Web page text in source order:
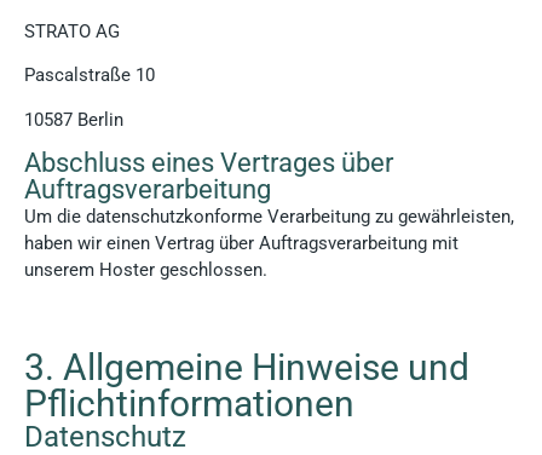
STRATO AG
Pascalstraße 10
10587 Berlin
Abschluss eines Vertrages über
Auftragsverarbeitung
Um die datenschutzkonforme Verarbeitung zu gewährleisten,
haben wir einen Vertrag über Auftragsverarbeitung mit
unserem Hoster geschlossen.
3. Allgemeine Hinweise und
Pflicht­informationen
Datenschutz